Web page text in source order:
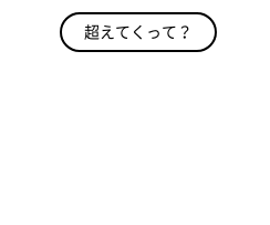
超えてくって？